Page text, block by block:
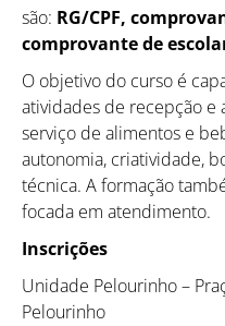
são: RG/CPF,
comprovante de
O objetivo do curso é
atividades de recepção
serviço de alimentos e
autonomia, criatividade,
técnica. A formação
focada em atendimento.
Inscrições
Unidade Pelourinho –
Pelourinho